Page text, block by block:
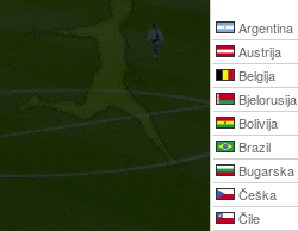
Argentina
Austrija
Belgija
Bjelorusija
Bolivija
Brazil
Bugarska
Češka
Čile